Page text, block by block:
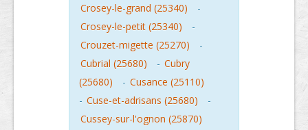
Crosey-le-grand (25340)
-
Crosey-le-petit (25340)
-
Crouzet-migette (25270)
-
Cubrial (25680)
- Cubry
(25680)
- Cusance (25110)
- Cuse-et-adrisans (25680)
-
Cussey-sur-l'ognon (25870)